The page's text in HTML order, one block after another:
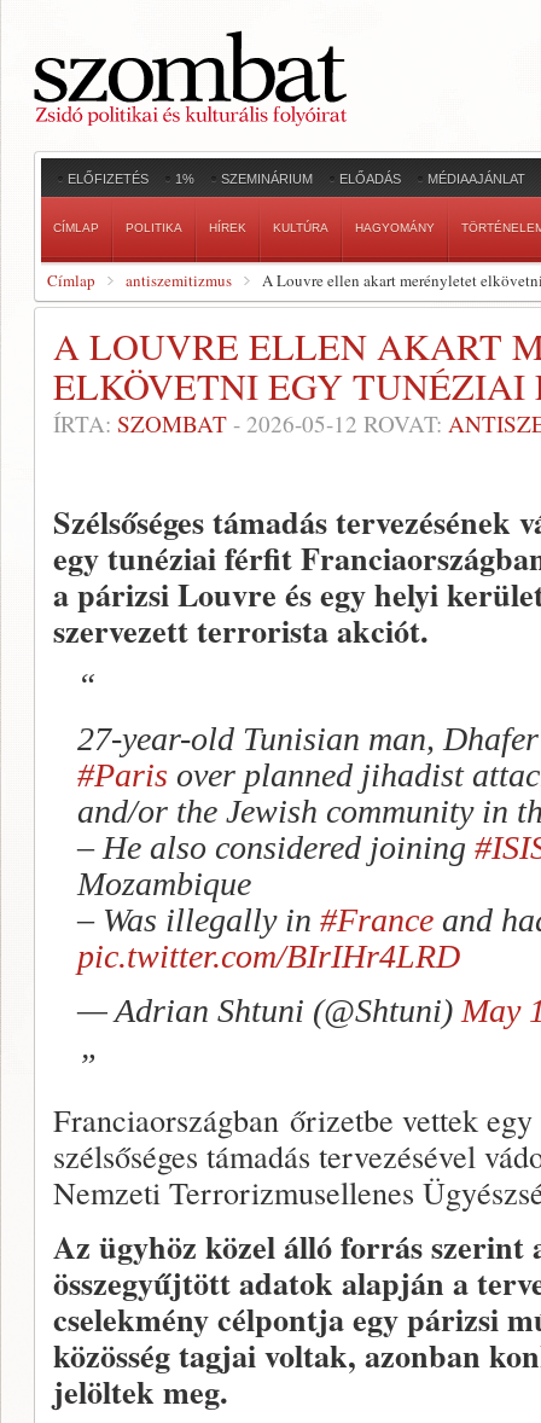
ELŐFIZETÉS 1% SZEMINÁRIUM ELŐADÁS MÉDIAAJÁNLAT
CÍMLAP POLITIKA HÍREK KULTÚRA HAGYOMÁNY
Címlap antiszemitizmus A Louvre ellen akart merényletet
A LOUVRE ELLEN AKART
ELKÖVETNI EGY TUNÉZIAI
ÍRTA: SZOMBAT - 2026-05-12 ROVAT:
Szélsőséges támadás
egy tunéziai férfit
a párizsi Louvre és egy helyi
szervezett terrorista akciót.
27-year-old Tunisian man,
#Paris over planned jihadist
and/or the Jewish community in
– He also considered joining
Mozambique
– Was illegally in #France and
pic.twitter.com/BIrIHr4LRD
— Adrian Shtuni (@Shtuni) May
Franciaországban őrizetbe vettek
szélsőséges támadás tervezésével
Nemzeti Terrorizmusellenes
Az ügyhöz közel álló forrás szerint
összegyűjtött adatok alapján a
cselekmény célpontja egy párizsi
közösség tagjai voltak, azonban
jelöltek meg.